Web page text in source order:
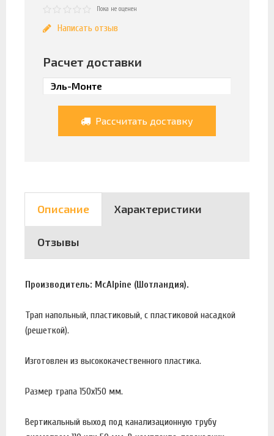
Пока не оценен
Написать отзыв
Расчет доставки
Рассчитать доставку
Описание Характеристики
Отзывы
Производитель: McAlpine (Шотландия).
Трап напольный, пластиковый, с пластиковой насадкой
(решеткой).
Изготовлен из высококачественного пластика.
Размер трапа 150х150 мм.
Вертикальный выход под канализационную трубу